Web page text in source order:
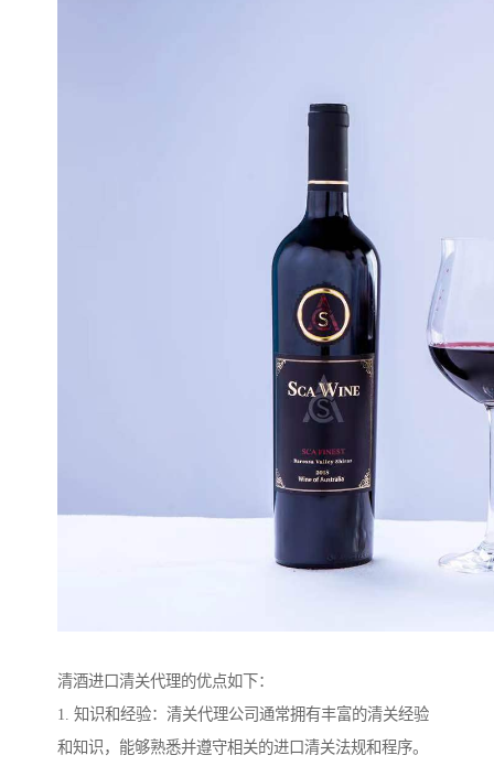
清酒进口清关代理的优点如下：
1. 知识和经验：清关代理公司通常拥有丰富的清关经验
和知识，能够熟悉并遵守相关的进口清关法规和程序。